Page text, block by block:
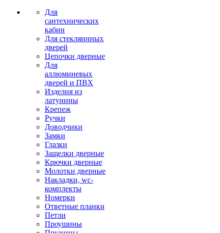
Для
сантехнических
кабин
Для стекляннных
дверей
Цепочки дверные
Для
аллюминевых
дверей и ПВХ
Изделия из
латунины
Крепеж
Ручки
Доводчики
Замки
Глазки
Защелки дверные
Крючки дверные
Молотки дверные
Накладки, wc-
комплекты
Номерки
Ответные планки
Петли
Проушины